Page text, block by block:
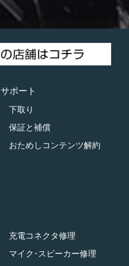
サポート
下取り
保証と補償
おためしコンテンツ解約
充電コネクタ修理
マイク･スピーカー修理